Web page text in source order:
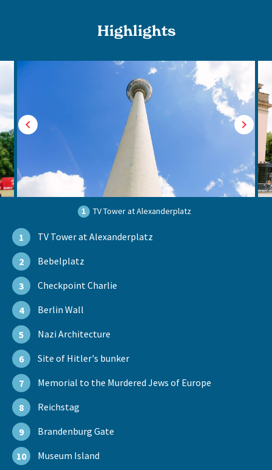
Highlights
1 TV Tower at Alexanderplatz
1 TV Tower at Alexanderplatz
2 Bebelplatz
3 Checkpoint Charlie
4 Berlin Wall
5 Nazi Architecture
6 Site of Hitler's bunker
7 Memorial to the Murdered Jews of Europe
8 Reichstag
9 Brandenburg Gate
10 Museum Island